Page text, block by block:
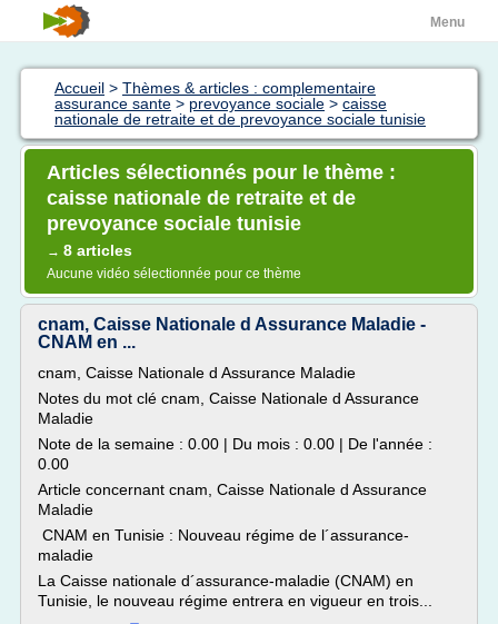
Menu
Accueil > Thèmes & articles : complementaire
assurance sante > prevoyance sociale > caisse
nationale de retraite et de prevoyance sociale tunisie
Articles sélectionnés pour le thème :
caisse nationale de retraite et de
prevoyance sociale tunisie
→ 8 articles
Aucune vidéo sélectionnée pour ce thème
cnam, Caisse Nationale d Assurance Maladie -
CNAM en ...
cnam, Caisse Nationale d Assurance Maladie
Notes du mot clé cnam, Caisse Nationale d Assurance
Maladie
Note de la semaine : 0.00 | Du mois : 0.00 | De l'année :
0.00
Article concernant cnam, Caisse Nationale d Assurance
Maladie
CNAM en Tunisie : Nouveau régime de l´assurance-
maladie
La Caisse nationale d´assurance-maladie (CNAM) en
Tunisie, le nouveau régime entrera en vigueur en trois...